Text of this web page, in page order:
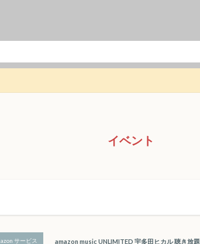
イベント
サービス amazon music UNLIMITED 宇多田ヒカル 聴き放題